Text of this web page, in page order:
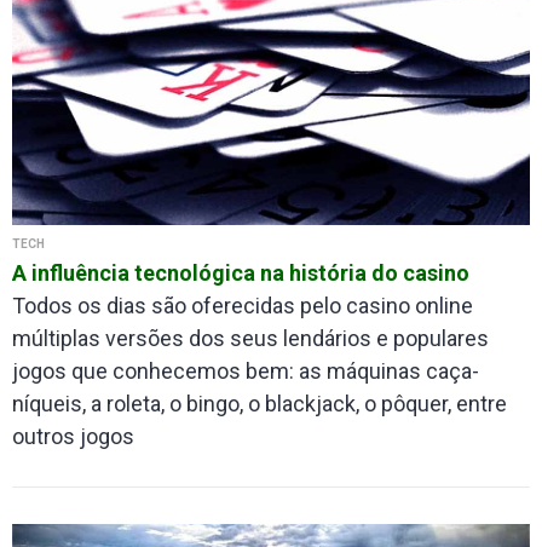
TECH
A influência tecnológica na história do casino
Todos os dias são oferecidas pelo casino online
múltiplas versões dos seus lendários e populares
jogos que conhecemos bem: as máquinas caça-
níqueis, a roleta, o bingo, o blackjack, o pôquer, entre
outros jogos